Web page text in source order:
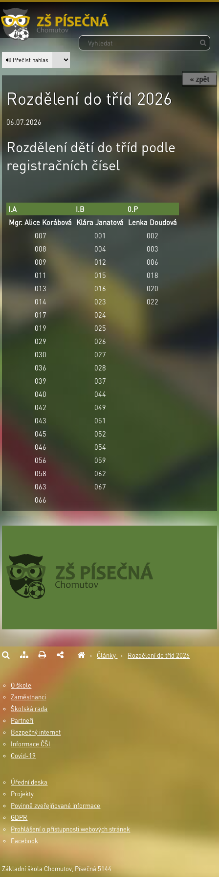
Přečíst nahlas
« zpět
Rozdělení do tříd 2026
06.07.2026
Rozdělení dětí do tříd podle
registračních čísel
I.A I.B
0.P
Mgr. Alice Korábová
Klára Janatová
Lenka Doudová
007
001
002
008
004
003
009
012
006
011
015
018
013
016
020
014
023
022
017
024
019
025
029
026
030
027
036
028
039
037
040
044
042
049
043
051
045
052
046
054
056
059
058
062
063
067
066
› Články › Rozdělení do tříd 2026
O škole
Zaměstnanci
Školská rada
Partneři
Bezpečný internet
Informace ČŠI
Covid-19
Úřední deska
Projekty
Povinně zveřejňované informace
GDPR
Prohlášení o přístupnosti webových stránek
Facebook
Základní škola Chomutov, Písečná 5144